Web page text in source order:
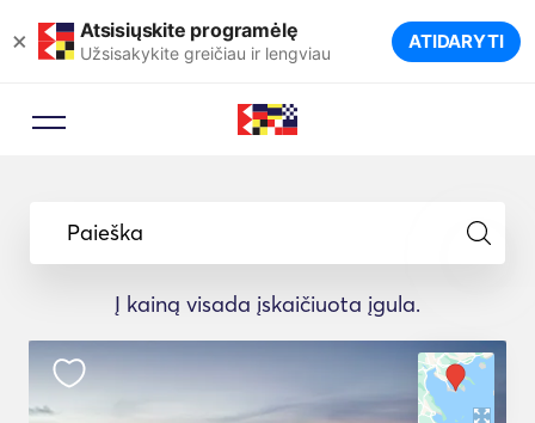
× Atsisiųskite programėlę
Užsisakykite greičiau ir lengviau ATIDARYTI
Paieška
Į kainą visada įskaičiuota įgula.